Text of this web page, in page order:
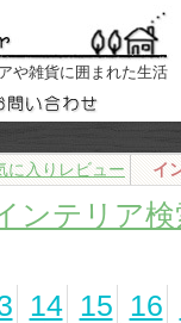
や雑貨に囲まれた生活
に入りレビュー イ
ンテリア検
14 15 16